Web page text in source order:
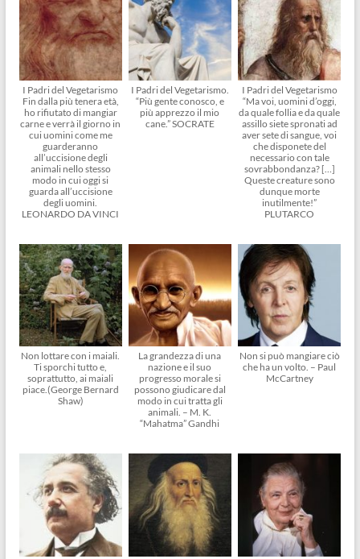
I Padri del Vegetarismo
Fin dalla più tenera età,
ho rifiutato di mangiar
carne e verrà il giorno in
cui uomini come me
guarderanno
all’uccisione degli
animali nello stesso
modo in cui oggi si
guarda all’uccisione
degli uomini.
LEONARDO DA VINCI
I Padri del Vegetarismo.
“Più gente conosco, e
più apprezzo il mio
cane.” SOCRATE
I Padri del Vegetarismo
“Ma voi, uomini d’oggi,
da quale follia e da quale
assillo siete spronati ad
aver sete di sangue, voi
che disponete del
necessario con tale
sovrabbondanza? […]
Queste creature sono
dunque morte
inutilmente!”
PLUTARCO
Non lottare con i maiali.
Ti sporchi tutto e,
soprattutto, ai maiali
piace.(George Bernard
Shaw)
La grandezza di una
nazione e il suo
progresso morale si
possono giudicare dal
modo in cui tratta gli
animali. – M. K.
“Mahatma” Gandhi
Non si può mangiare ciò
che ha un volto. – Paul
McCartney